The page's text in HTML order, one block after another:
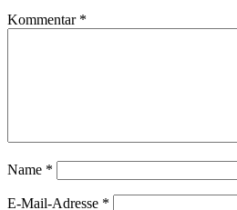
Kommentar *
Name *
E-Mail-Adresse *